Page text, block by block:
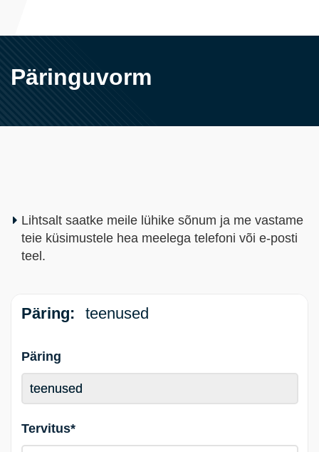
Päringuvorm
Lihtsalt saatke meile lühike sõnum ja me vastame
teie küsimustele hea meelega telefoni või e-posti
teel.
Päring: teenused
Päring
Tervitus*